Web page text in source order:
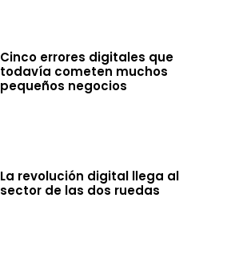
Cinco errores digitales que
todavía cometen muchos
pequeños negocios
La revolución digital llega al
sector de las dos ruedas